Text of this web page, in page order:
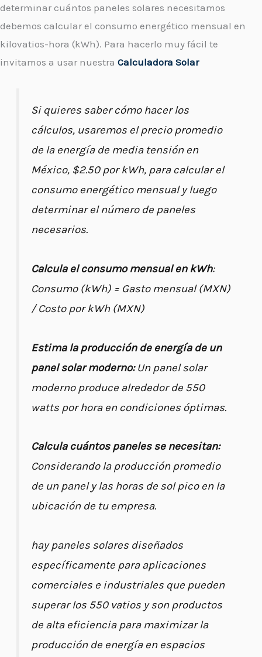
determinar cuántos paneles solares necesitamos
debemos calcular el consumo energético mensual en
kilovatios-hora (kWh). Para hacerlo muy fácil te
invitamos a usar nuestra Calculadora Solar
Si quieres saber cómo hacer los
cálculos, usaremos el precio promedio
de la energía de media tensión en
México, $2.50 por kWh, para calcular el
consumo energético mensual y luego
determinar el número de paneles
necesarios.
Calcula el consumo mensual en kWh:
Consumo (kWh) = Gasto mensual (MXN)
/ Costo por kWh (MXN)
Estima la producción de energía de un
panel solar moderno:Un panel solar
moderno produce alrededor de 550
watts por hora en condiciones óptimas.
Calcula cuántos paneles se necesitan:
Considerando la producción promedio
de un panel y las horas de sol pico en la
ubicación de tu empresa.
hay paneles solares diseñados
específicamente para aplicaciones
comerciales e industriales que pueden
superar los 550 vatios y son productos
de alta eficiencia para maximizar la
producción de energía en espacios